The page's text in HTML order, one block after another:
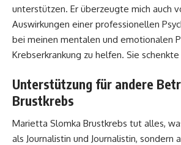
unterstützen. Er überzeugte mich auch
Auswirkungen einer professionellen
bei meinen mentalen und emotionalen
Krebserkrankung zu helfen. Sie
Unterstützung für andere
Brustkrebs
Marietta Slomka Brustkrebs tut alles,
als Journalistin und Journalistin, sondern